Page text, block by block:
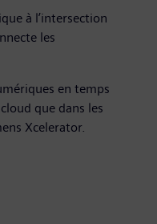
à l’intersection
les
en temps
que dans les
Xcelerator.